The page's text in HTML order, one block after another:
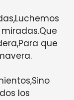
que
los